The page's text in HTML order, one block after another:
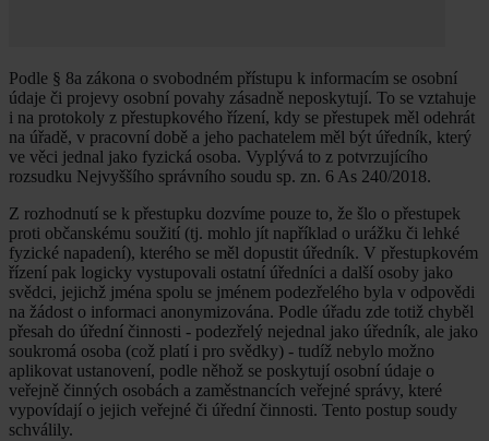
Podle § 8a zákona o svobodném přístupu k informacím se osobní
údaje či projevy osobní povahy zásadně neposkytují. To se vztahuje
i na protokoly z přestupkového řízení, kdy se přestupek měl odehrát
na úřadě, v pracovní době a jeho pachatelem měl být úředník, který
ve věci jednal jako fyzická osoba. Vyplývá to z potvrzujícího
rozsudku Nejvyššího správního soudu sp. zn. 6 As 240/2018.
Z rozhodnutí se k přestupku dozvíme pouze to, že šlo o přestupek
proti občanskému soužití (tj. mohlo jít například o urážku či lehké
fyzické napadení), kterého se měl dopustit úředník. V přestupkovém
řízení pak logicky vystupovali ostatní úředníci a další osoby jako
svědci, jejichž jména spolu se jménem podezřelého byla v odpovědi
na žádost o informaci anonymizována. Podle úřadu zde totiž chyběl
přesah do úřední činnosti - podezřelý nejednal jako úředník, ale jako
soukromá osoba (což platí i pro svědky) - tudíž nebylo možno
aplikovat ustanovení, podle něhož se poskytují osobní údaje o
veřejně činných osobách a zaměstnancích veřejné správy, které
vypovídají o jejich veřejné či úřední činnosti. Tento postup soudy
schválily.